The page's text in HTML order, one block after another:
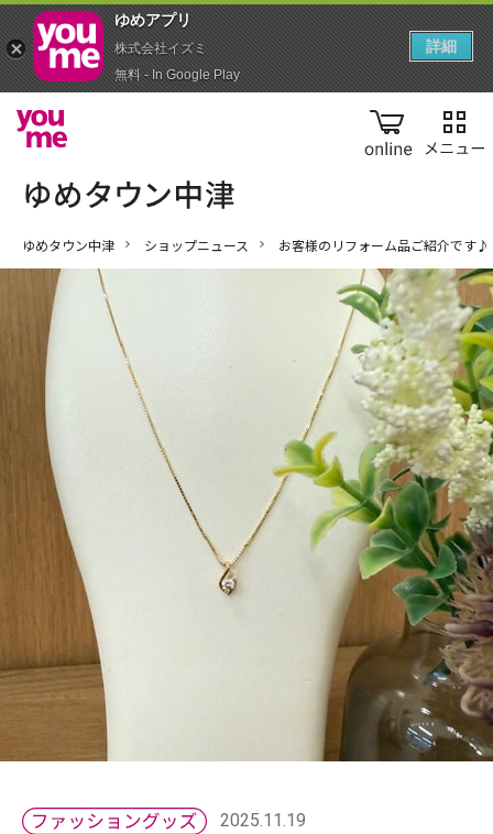
online
ゆめタウン中津 ショップニュース お客様のリフォーム品ご紹介です♪
2025.11.19
ゆめアプ‪リ‬
株式会社イズミ
無料 - In Google Play
詳細